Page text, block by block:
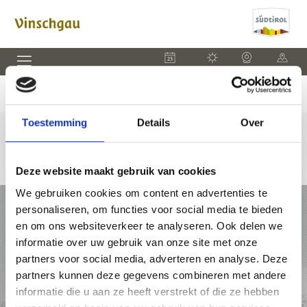
Toestemming Details Over
Deze website maakt gebruik van cookies
We gebruiken cookies om content en advertenties te
personaliseren, om functies voor social media te bieden
en om ons websiteverkeer te analyseren. Ook delen we
informatie over uw gebruik van onze site met onze
partners voor social media, adverteren en analyse. Deze
partners kunnen deze gegevens combineren met andere
informatie die u aan ze heeft verstrekt of die ze hebben
EVENEMENTEN WEER WEBCAM KAART
VAKANTIE IN VINSCHGAU
PAKKETTEN
ACCOMMODATIES